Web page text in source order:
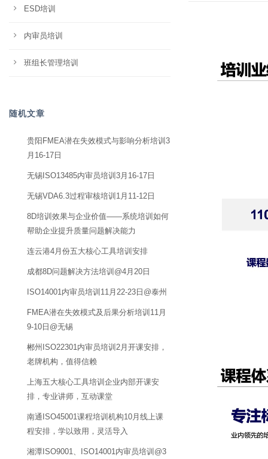
ESD培训
内审员培训
班组长管理培训
随机文章
贵阳FMEA潜在失效模式与影响分析培训3
月16-17日
无锡ISO13485内审员培训3月16-17日
无锡VDA6.3过程审核培训1月11-12日
8D培训效果与企业价值——系统培训如何
帮助企业提升质量问题解决能力
连云港4月份五大核心工具培训安排
成都8D问题解决方法培训@4月20日
ISO14001内审员培训11月22-23日@泰州
FMEA潜在失效模式及后果分析培训11月
9-10日@无锡
郴州ISO22301内审员培训2月开课安排，
老牌机构，值得信赖
上海五大核心工具培训企业内部开课安
排，专业讲师，互动课堂
南通ISO45001课程培训机构10月线上课
程安排，学以致用，灵活导入
湘潭ISO9001、ISO14001内审员培训@3